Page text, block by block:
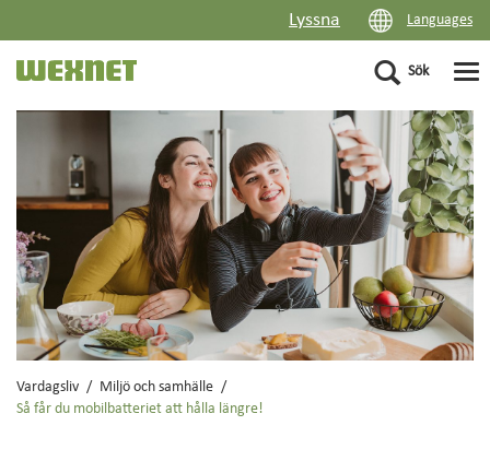
Lyssna Languages
Sök
PRIVAT
FÖRETAG
FLERBOSTADSHUS
OM WEXNET
KUNDCENTER
Vardagsliv
Miljö och samhälle
Så får du mobilbatteriet att hålla längre!